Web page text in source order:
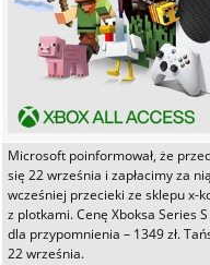
Microsoft poinformował, że
się 22 września i zapłacimy za
wcześniej przecieki ze sklepu x-
z plotkami. Cenę Xboksa Series
dla przypomnienia – 1349 zł.
22 września.